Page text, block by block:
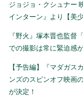
ジョジョ・クシュナー
インターン』より【美
『野火』塚本晋也監督
での撮影は常に緊迫感
【予告編】『マダガス
ンズのスピンオフ映画
が決定！